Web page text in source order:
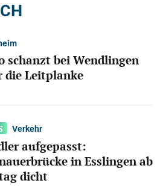
schanzt bei Wendlingen
die Leitplanke
Verkehr
aufgepasst:
in Esslingen ab
dicht